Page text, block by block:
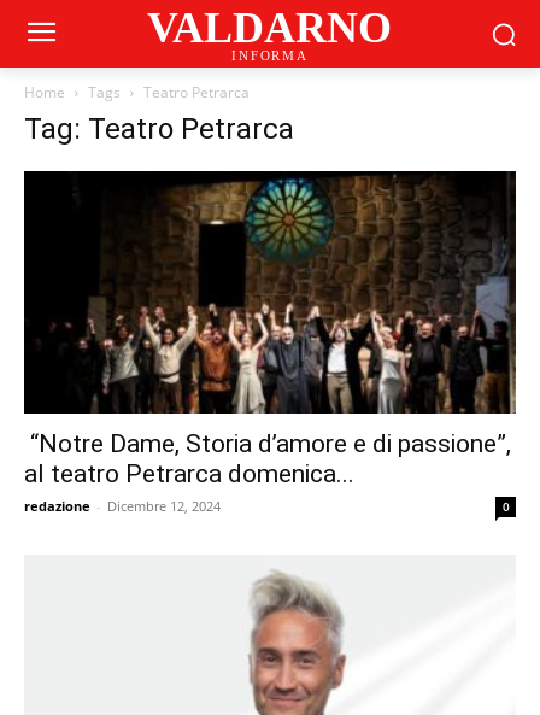
VALDARNO
INFORMA
Home Tags Teatro Petrarca
Tag: Teatro Petrarca
“Notre Dame, Storia d’amore e di passione”,
al teatro Petrarca domenica...
redazione - Dicembre 12, 2024 0